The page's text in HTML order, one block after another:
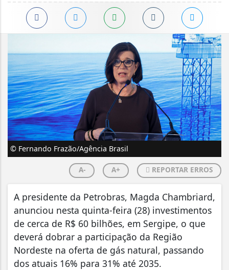
© Fernando Frazão/Agência Brasil
A- A+ REPORTAR ERROS
A presidente da Petrobras, Magda Chambriard,
anunciou nesta quinta-feira (28) investimentos
de cerca de R$ 60 bilhões, em Sergipe, o que
deverá dobrar a participação da Região
Nordeste na oferta de gás natural, passando
dos atuais 16% para 31% até 2035.